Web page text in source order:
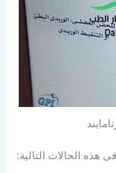
هذه الحالات التالية: